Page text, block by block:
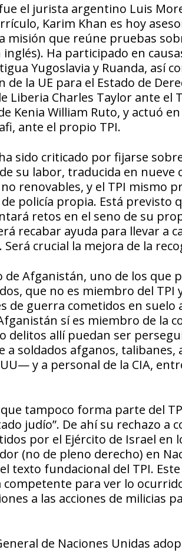
el jurista argentino Luis
Karim Khan es hoy
misión que reúne pruebas
inglés). Ha participado en
Yugoslavia y Ruanda, así
la UE para el Estado de
Liberia Charles Taylor ante el
Kenia William Ruto, y actuó
ante el propio TPI.
sido criticado por fijarse
su labor, traducida en nueve
renovables, y el TPI mismo
policía propia. Está previsto
retos en el seno de su
recabar ayuda para llevar a
crucial la mejora de la
de Afganistán, uno de los que
que no es miembro del TPI
de guerra cometidos en suelo
sí es miembro de la
delitos allí puedan ser
a soldados afganos,
y a personal de la CIA,
tampoco forma parte del
judío”. De ahí su rechazo a
por el Ejército de Israel
(no de pleno derecho) en
texto fundacional del TPI.
para ver lo
a las acciones de milicias
de Naciones Unidas